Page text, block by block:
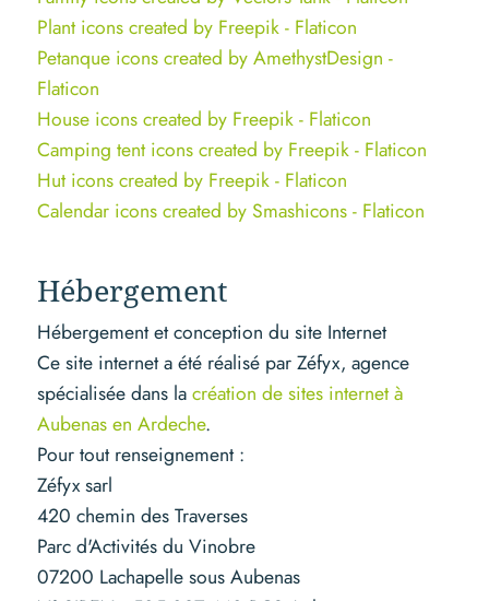
Plant icons created by Freepik - Flaticon
Petanque icons created by AmethystDesign -
Flaticon
House icons created by Freepik - Flaticon
Camping tent icons created by Freepik - Flaticon
Hut icons created by Freepik - Flaticon
Calendar icons created by Smashicons - Flaticon
Hébergement
Hébergement et conception du site Internet
Ce site internet a été réalisé par Zéfyx, agence
spécialisée dans lacréation de sites internet à
Aubenas en Ardeche.
Pour tout renseignement :
Zéfyx sarl
420 chemin des Traverses
Parc d'Activités du Vinobre
07200 Lachapelle sous Aubenas